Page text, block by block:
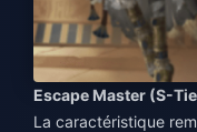
Escape Master (S-
La caractéristique